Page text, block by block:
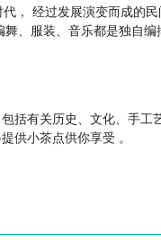
， 经过发展演变而成的
、服装、音乐都是独自编
括有关历史、文化、手工
供小茶点供你享受 。